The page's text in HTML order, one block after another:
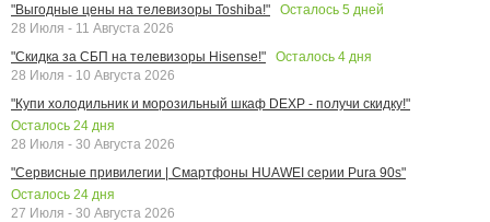
"Выгодные цены на телевизоры Toshiba!"
Осталось 5 дней
28 Июля - 11 Августа 2026
"Скидка за СБП на телевизоры Hisense!"
Осталось 4 дня
28 Июля - 10 Августа 2026
"Купи холодильник и морозильный шкаф DEXP - получи скидку!"
Осталось 24 дня
28 Июля - 30 Августа 2026
"Сервисные привилегии | Смартфоны HUAWEI серии Pura 90s"
Осталось 24 дня
27 Июля - 30 Августа 2026